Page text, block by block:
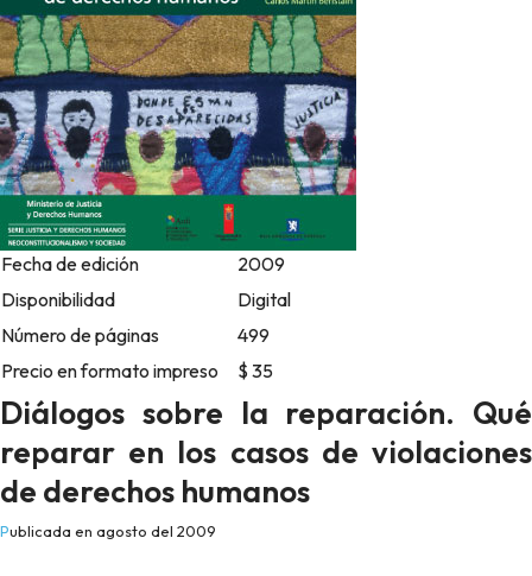
Fecha de edición
2009
Disponibilidad
Digital
Número de páginas
499
Precio en formato impreso
$ 35
Diálogos sobre la reparación. Qué
reparar en los casos de violaciones
de derechos humanos
Publicada en agosto del 2009